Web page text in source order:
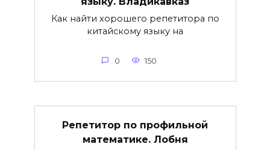
Как найти хорошего репетитора по
китайскому языку на
0 150
Репетитор по профильной
математике. Лобня